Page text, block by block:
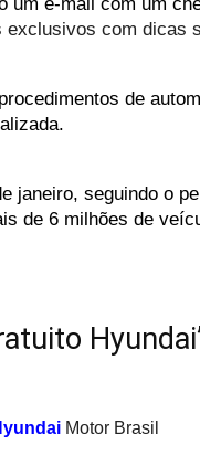
exclusivos com dicas
de
janeiro, seguindo o
de 6 milhões de
Motor Brasil